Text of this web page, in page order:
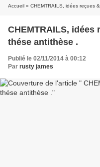
Accueil » CHEMTRAILS, idées reçues
CHEMTRAILS,
thése antithèse .
Publié le 02/11/2014 à 00:12
Par rusty james